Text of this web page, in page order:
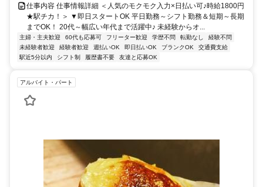
仕事内容 仕事情報詳細 ＜人気のモクモク入力×日払い可♪時給1800円
★駅チカ！＞ ▼即日スタートOK 平日勤務～シフト勤務＆短期～長期
までOK！ 20代～幅広い年代まで活躍中♪ 未経験からオ...
主婦・主夫歓迎 60代も応募可 フリーター歓迎 学歴不問 転勤なし
経験不問
未経験者歓迎
経験者歓迎 週払いOK 即日払いOK ブランクOK
交通費支給
駅近5分以内
シフト制 履歴書不要 友達と応募OK
アルバイト・パート